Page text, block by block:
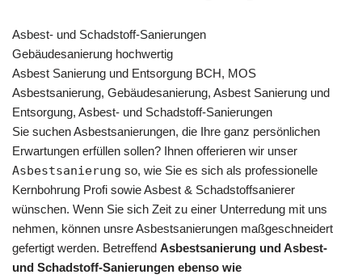
Asbest- und Schadstoff-Sanierungen
Gebäudesanierung hochwertig
Asbest Sanierung und Entsorgung BCH, MOS
Asbestsanierung, Gebäudesanierung, Asbest Sanierung und
Entsorgung, Asbest- und Schadstoff-Sanierungen
Sie suchen Asbestsanierungen, die Ihre ganz persönlichen
Erwartungen erfüllen sollen? Ihnen offerieren wir unser
Asbestsanierung so, wie Sie es sich als professionelle
Kernbohrung Profi sowie Asbest & Schadstoffsanierer
wünschen. Wenn Sie sich Zeit zu einer Unterredung mit uns
nehmen, können unsre Asbestsanierungen maßgeschneidert
gefertigt werden. Betreffend Asbestsanierung und Asbest-
und Schadstoff-Sanierungen ebenso wie